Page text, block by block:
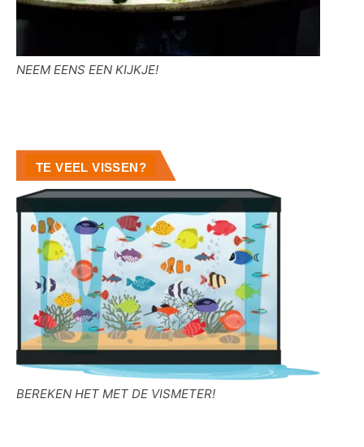
NEEM EENS EEN KIJKJE!
TE VEEL VISSEN?
BEREKEN HET MET DE VISMETER!